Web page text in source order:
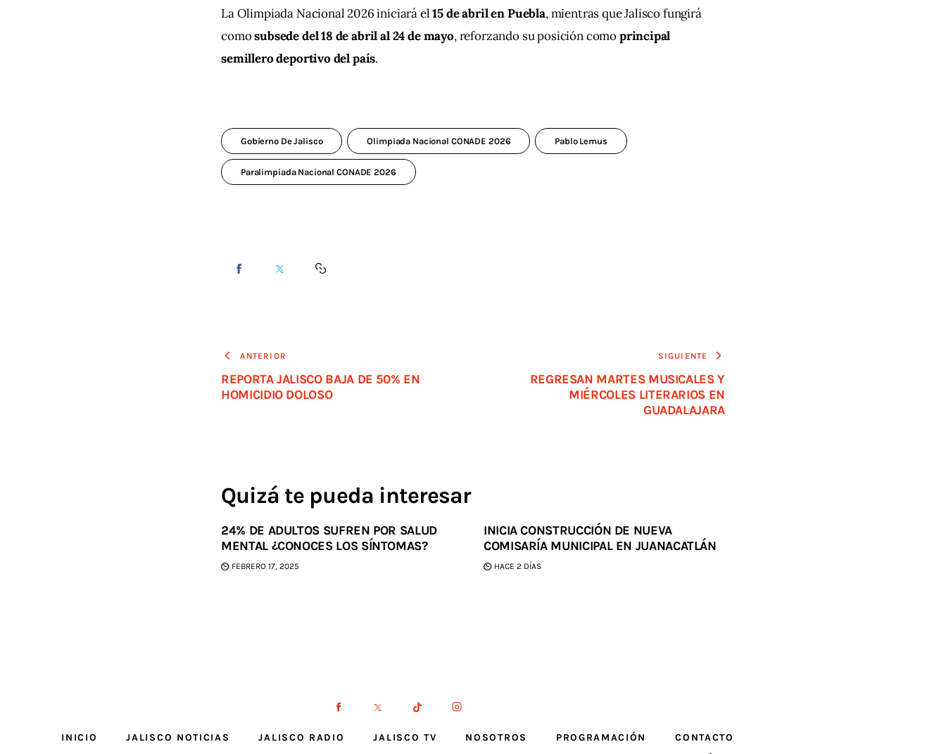
La Olimpiada Nacional 2026 iniciará el 15 de abril en Puebla, mientras que Jalisco fungirá
como subsede del 18 de abril al 24 de mayo, reforzando su posición como principal
semillero deportivo del país.
Gobierno De Jalisco Olimpiada Nacional CONADE 2026 Pablo Lemus
Paralimpiada Nacional CONADE 2026
ANTERIOR
REPORTA JALISCO BAJA DE 50% EN
HOMICIDIO DOLOSO
SIGUIENTE
REGRESAN MARTES MUSICALES Y
MIÉRCOLES LITERARIOS EN
GUADALAJARA
Quizá te pueda interesar
24% DE ADULTOS SUFREN POR SALUD
MENTAL ¿CONOCES LOS SÍNTOMAS?
FEBRERO 17, 2025
INICIA CONSTRUCCIÓN DE NUEVA
COMISARÍA MUNICIPAL EN JUANACATLÁN
HACE 2 DÍAS
INICIO JALISCO NOTICIAS JALISCO RADIO JALISCO TV NOSOTROS PROGRAMACIÓN CONTACTO